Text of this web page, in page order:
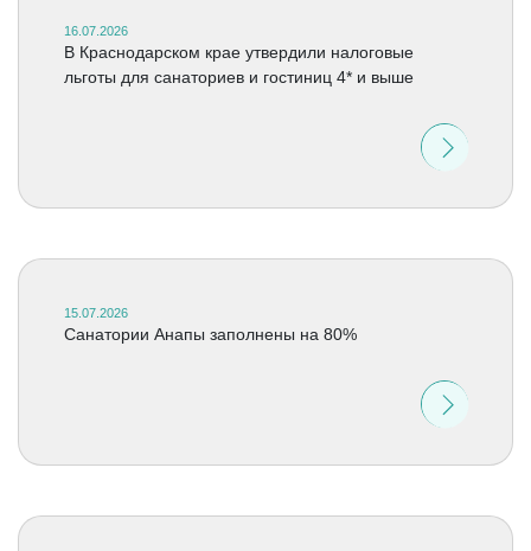
16.07.2026
В Краснодарском крае утвердили налоговые
льготы для санаториев и гостиниц 4* и выше
15.07.2026
Санатории Анапы заполнены на 80%